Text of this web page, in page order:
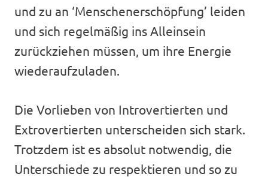
und zu an ‘Menschenerschöpfung’ leiden
und sich regelmäßig ins Alleinsein
zurückziehen müssen, um ihre Energie
wiederaufzuladen.
Die Vorlieben von Introvertierten und
Extrovertierten unterscheiden sich stark.
Trotzdem ist es absolut notwendig, die
Unterschiede zu respektieren und so zu